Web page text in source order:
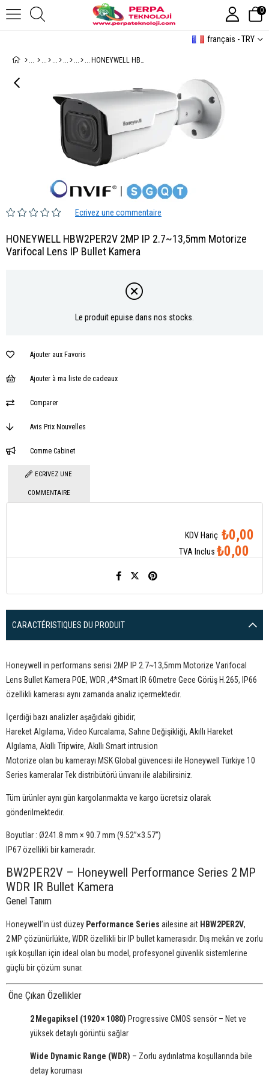
français - TRY
0
HONEYWELL HBW2PER2V 2MP IP 2.7~13,5mm Motorize Varifocal Lens IP Bullet Kamera
Ecrivez une commentaire
HONEYWELL HBW2PER2V 2MP IP 2.7~13,5mm Motorize
Varifocal Lens IP Bullet Kamera
Le produit epuise dans nos stocks.
Ajouter aux Favoris
Ajouter à ma liste de cadeaux
Comparer
Avis Prix Nouvelles
Comme Cabinet
ECRIVEZ UNE
COMMENTAIRE
₺0,00
TVA Inclus ₺0,00
CARACTÉRISTIQUES DU PRODUIT
Honeywell in performans serisi 2MP IP 2.7~13,5mm Motorize Varifocal
Lens Bullet Kamera POE, WDR ,4*Smart IR 60metre Gece Görüş H.265, IP66
özellikli kamerası aynı zamanda analiz içermektedir.
İçerdiği bazı analizler aşağıdaki gibidir;
Hareket Algılama, Video Kurcalama, Sahne Değişikliği, Akıllı Hareket
Algılama, Akıllı Tripwire, Akıllı Smart intrusion
Motorize olan bu kamerayı MSK Global güvencesi ile Honeywell Türkiye 10
Series kameralar Tek distribütörü ünvanı ile alabilirsiniz.
Tüm ürünler aynı gün kargolanmakta ve kargo ücretsiz olarak
gönderilmektedir.
Boyutlar : Ø241.8 mm × 90.7 mm (9.52”×3.57”)
IP67 özellikli bir kameradır.
BW2PER2V – Honeywell Performance Series 2 MP
WDR IR Bullet Kamera
Genel Tanım
Honeywell’in üst düzey Performance Series ailesine ait HBW2PER2V,
2 MP çözünürlükte, WDR özellikli bir IP bullet kamerasıdır. Dış mekân ve zorlu
ışık koşulları için ideal olan bu model, profesyonel güvenlik sistemlerine
güçlü bir çözüm sunar.
Öne Çıkan Özellikler
2 Megapiksel (1920 × 1080) Progressive CMOS sensör – Net ve
yüksek detaylı görüntü sağlar
Wide Dynamic Range (WDR) – Zorlu aydınlatma koşullarında bile
detay koruması